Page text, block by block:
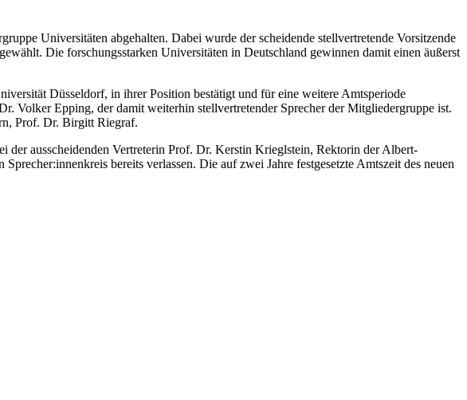
Universitäten abgehalten. Dabei wurde der scheidende stellvertretende Vorsitzende
Die forschungsstarken Universitäten in Deutschland gewinnen damit einen äußerst
Düsseldorf, in ihrer Position bestätigt und für eine weitere Amtsperiode
Volker Epping, der damit weiterhin stellvertretender Sprecher der Mitgliedergruppe ist.
Prof. Dr. Birgitt Riegraf.
der ausscheidenden Vertreterin Prof. Dr. Kerstin Krieglstein, Rektorin der Albert-
bereits verlassen. Die auf zwei Jahre festgesetzte Amtszeit des neuen